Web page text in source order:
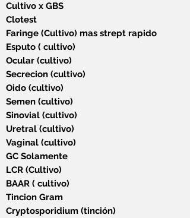
Cultivo x GBS
Clotest
Faringe (Cultivo) mas strept rapido
Esputo ( cultivo)
Ocular (cultivo)
Secrecion (cultivo)
Oido (cultivo)
Semen (cultivo)
Sinovial (cultivo)
Uretral (cultivo)
Vaginal (cultivo)
GC Solamente
LCR (Cultivo)
BAAR ( cultivo)
Tincion Gram
Cryptosporidium (tinción)